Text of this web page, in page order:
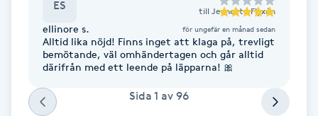
Fransk manikyr
Fransrengöring
Frekvensterapi
ES till Jeanette Flyxén
ellinore s. för ungefär en månad sedan
Alltid lika nöjd! Finns inget att klaga på, trevligt
bemötande, väl omhändertagen och går alltid
därifrån med ett leende på läpparna! 🎀
Sida 1 av 96